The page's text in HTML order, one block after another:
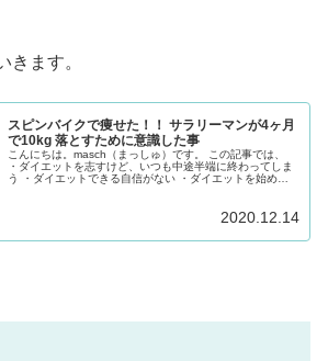
きます。
スピンバイクで痩せた！！ サラリーマンが4ヶ月
で10kg 落とすために意識した事
こんにちは。masch（まっしゅ）です。 この記事では、
・ダイエットを志すけど、いつも中途半端に終わってしま
う ・ダイエットできる自信がない ・ダイエットを始めた
2020.12.14